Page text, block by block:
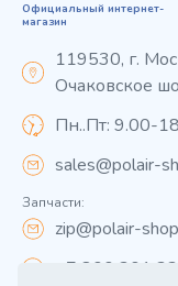
Официальный интернет-
магазин
119530, г.
Очаковское
Пн..Пт: 9.00-
sales@polair-
Запчасти:
zip@polair-
+7 800 301